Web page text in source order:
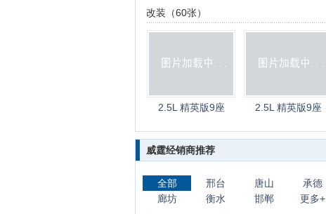
改装（60张）
2.5L 精英版9座 2.5L 精英版9座
威霆经销商推荐
全部 邢台 唐山 承德
廊坊
衡水 邯郸 更多+